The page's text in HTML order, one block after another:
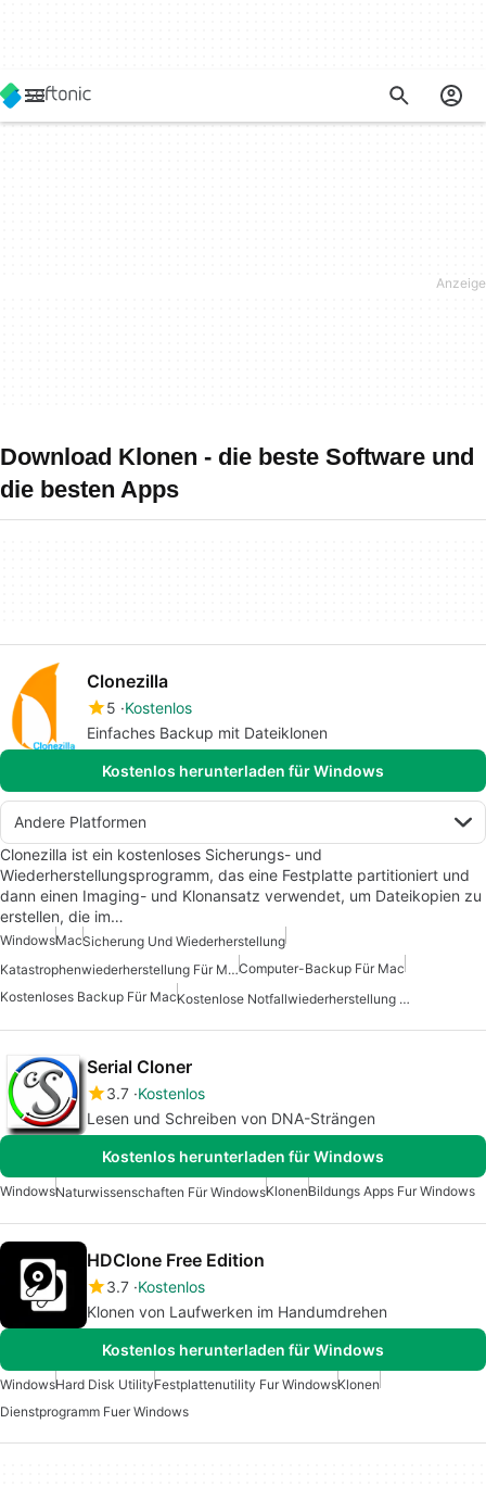
Download Klonen - die beste Software und
die besten Apps
Clonezilla
5 Kostenlos
Einfaches Backup mit Dateiklonen
Kostenlos herunterladen für Windows
Andere Platformen
Clonezilla ist ein kostenloses Sicherungs- und
Wiederherstellungsprogramm, das eine Festplatte partitioniert und
dann einen Imaging- und Klonansatz verwendet, um Dateikopien zu
erstellen, die im…
WindowsMacSicherung Und Wiederherstellung
Katastrophenwiederherstellung Für MacComputer-Backup Für Mac
Kostenloses Backup Für Mac
Kostenlose Notfallwiederherstellung Für Mac
Serial Cloner
3.7 Kostenlos
Lesen und Schreiben von DNA-Strängen
Kostenlos herunterladen für Windows
WindowsNaturwissenschaften Für WindowsKlonenBildungs Apps Fur Windows
HDClone Free Edition
3.7 Kostenlos
Klonen von Laufwerken im Handumdrehen
Kostenlos herunterladen für Windows
WindowsHard Disk UtilityFestplattenutility Fur WindowsKlonen
Dienstprogramm Fuer Windows